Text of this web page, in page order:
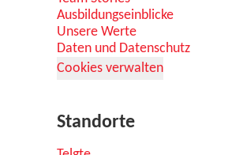
Ausbildungseinblicke
Unsere Werte
Daten und Datenschutz
Cookies verwalten
Standorte